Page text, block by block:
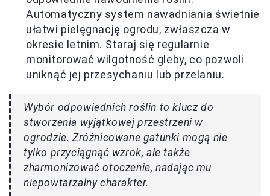
Automatyczny system nawadniania świetnie
ułatwi pielęgnację ogrodu, zwłaszcza w
okresie letnim. Staraj się regularnie
monitorować wilgotność gleby, co pozwoli
uniknąć jej przesychaniu lub przelaniu.
Wybór odpowiednich roślin to klucz do
stworzenia wyjątkowej przestrzeni w
ogrodzie. Zróżnicowane gatunki mogą nie
tylko przyciągnąć wzrok, ale także
zharmonizować otoczenie, nadając mu
niepowtarzalny charakter.